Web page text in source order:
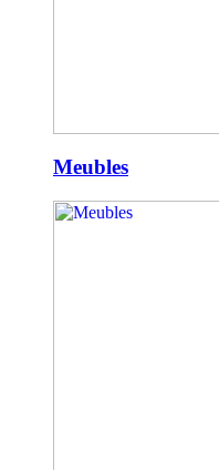
Meubles